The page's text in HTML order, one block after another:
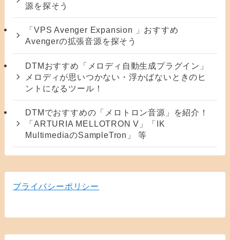
源を探そう
「VPS Avenger Expansion 」おすすめ
Avengerの拡張音源を探そう
DTMおすすめ「メロディ自動生成プラグイン」
メロディが思いつかない・浮かばないときのヒ
ントになるツール！
DTMでおすすめの「メロトロン音源」を紹介！
「ARTURIA MELLOTRON V」「IK
MultimediaのSampleTron」 等
プライバシーポリシー